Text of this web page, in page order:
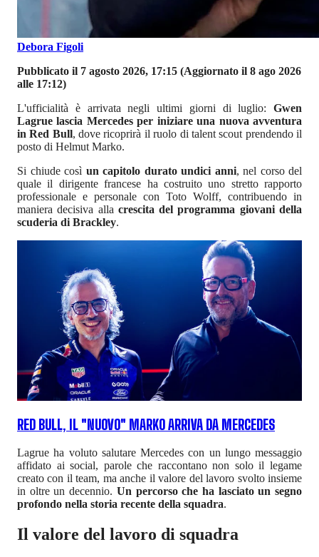
Debora Figoli
Pubblicato il 7 agosto 2026, 17:15 (Aggiornato il 8 ago 2026
alle 17:12)
L'ufficialità è arrivata negli ultimi giorni di luglio: Gwen
Lagrue lascia Mercedes per iniziare una nuova avventura
in Red Bull, dove ricoprirà il ruolo di talent scout prendendo il
posto di Helmut Marko.
Si chiude così un capitolo durato undici anni, nel corso del
quale il dirigente francese ha costruito uno stretto rapporto
professionale e personale con Toto Wolff, contribuendo in
maniera decisiva alla crescita del programma giovani della
scuderia di Brackley.
RED BULL, IL "NUOVO" MARKO ARRIVA DA MERCEDES
Lagrue ha voluto salutare Mercedes con un lungo messaggio
affidato ai social, parole che raccontano non solo il legame
creato con il team, ma anche il valore del lavoro svolto insieme
in oltre un decennio. Un percorso che ha lasciato un segno
profondo nella storia recente della squadra.
Il valore del lavoro di squadra